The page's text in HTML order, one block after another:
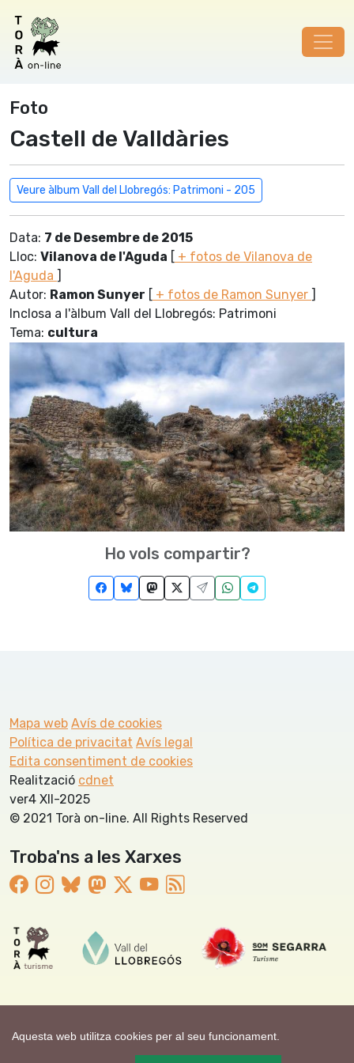
Aquesta web utilitza cookies per al seu funcionament.
Foto
Castell de Valldàries
Veure àlbum Vall del Llobregós: Patrimoni - 205
Data: 7 de Desembre de 2015
Lloc: Vilanova de l'Aguda [ + fotos de Vilanova de
l'Aguda ]
Autor: Ramon Sunyer [ + fotos de Ramon Sunyer ]
Inclosa a l'àlbum Vall del Llobregós: Patrimoni
Tema: cultura
Ho vols compartir?
Mapa web Avís de cookies
Política de privacitat Avís legal
Edita consentiment de cookies
Realització cdnet
ver4 XII-2025
© 2021 Torà on-line. All Rights Reserved
Troba'ns a les Xarxes